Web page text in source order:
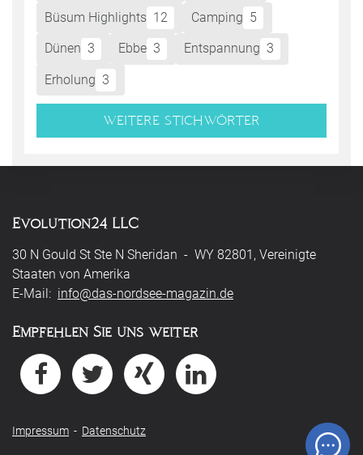
Büsum Highlights 12 Camping 5
Dünen 3 Ebbe 3 Entspannung 3
Erholung 3
WEITERE STICHWÖRTER
Evolution24 LLC
30 N Gould St Ste N Sheridan - WY 82801, Vereinigte
Staaten von Amerika
E-Mail: info@das-nordsee-magazin.de
Empfehlen Sie uns weiter
Impressum - Datenschutz